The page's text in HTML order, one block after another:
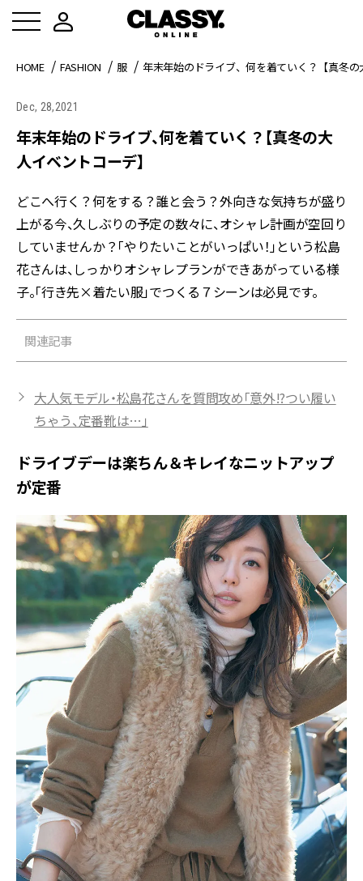
HOME FASHION 服 年末年始のドライブ、何を着ていく？【真冬
Dec, 28,2021
年末年始のドライブ、何を着ていく？【真冬の大
人イベントコーデ】
どこへ行く？何をする？誰と会う？外向きな気持ちが盛り
上がる今、久しぶりの予定の数々に、オシャレ計画が空回り
していませんか？「やりたいことがいっぱい！」という松島
花さんは、しっかりオシャレプランができあがっている様
子。「行き先×着たい服」でつくる７シーンは必見です。
関連記事
大人気モデル・松島花さんを質問攻め「意外!?つい履い
ちゃう、定番靴は…」
ドライブデーは楽ちん＆キレイなニットアップ
が定番